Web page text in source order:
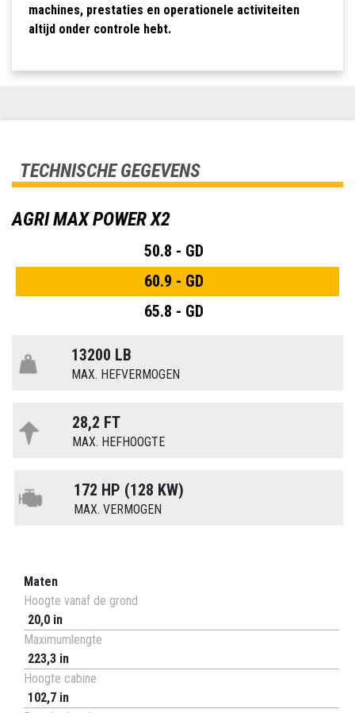
machines, prestaties en operationele activiteiten
altijd onder controle hebt.
TECHNISCHE GEGEVENS
AGRI MAX POWER X2
50.8 - GD
60.9 - GD
65.8 - GD
13200 LB
MAX. HEFVERMOGEN
28,2 FT
MAX. HEFHOOGTE
172 HP (128 KW)
MAX. VERMOGEN
Maten
Hoogte vanaf de grond
20,0 in
Maximumlengte
223,3 in
Hoogte cabine
102,7 in